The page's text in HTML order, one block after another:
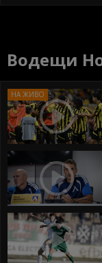
Водещи